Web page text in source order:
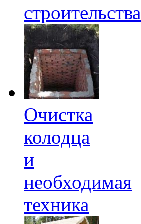
строительства
Очистка
колодца
и
необходимая
техника